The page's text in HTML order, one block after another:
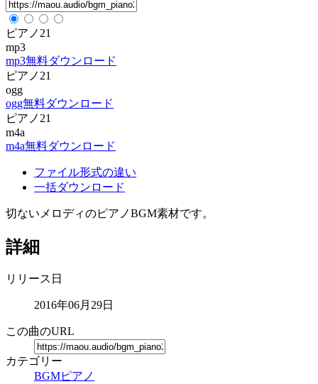
ピアノ21
mp3
mp3無料ダウンロード
ピアノ21
ogg
ogg無料ダウンロード
ピアノ21
m4a
m4a無料ダウンロード
ファイル形式の違い
一括ダウンロード
切ないメロディのピアノBGM素材です。
詳細
リリース日
2016年06月29日
この曲のURL
カテゴリー
BGMピアノ